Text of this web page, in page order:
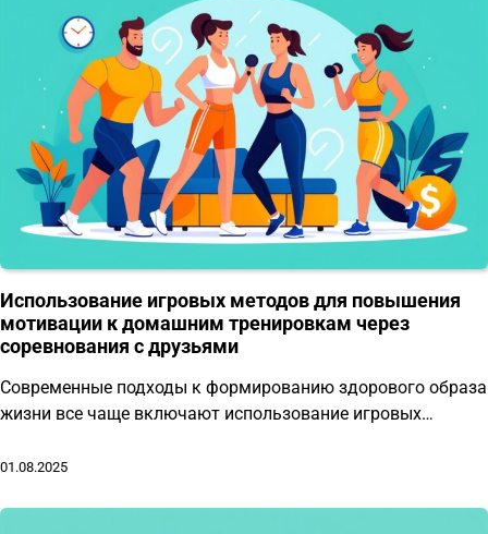
Использование игровых методов для повышения
мотивации к домашним тренировкам через
соревнования с друзьями
Современные подходы к формированию здорового образа
жизни все чаще включают использование игровых…
01.08.2025